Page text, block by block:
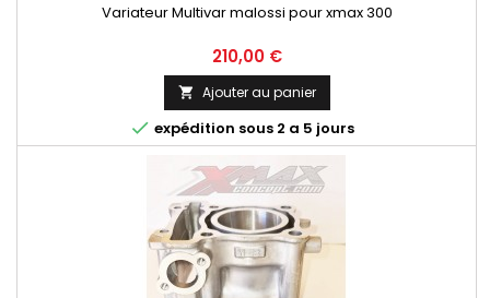
Variateur Multivar malossi pour xmax 300
Prix
210,00 €
 Ajouter au panier
 expédition sous 2 a 5 jours